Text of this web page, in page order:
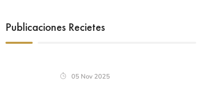
Publicaciones Recietes
05 Nov 2025